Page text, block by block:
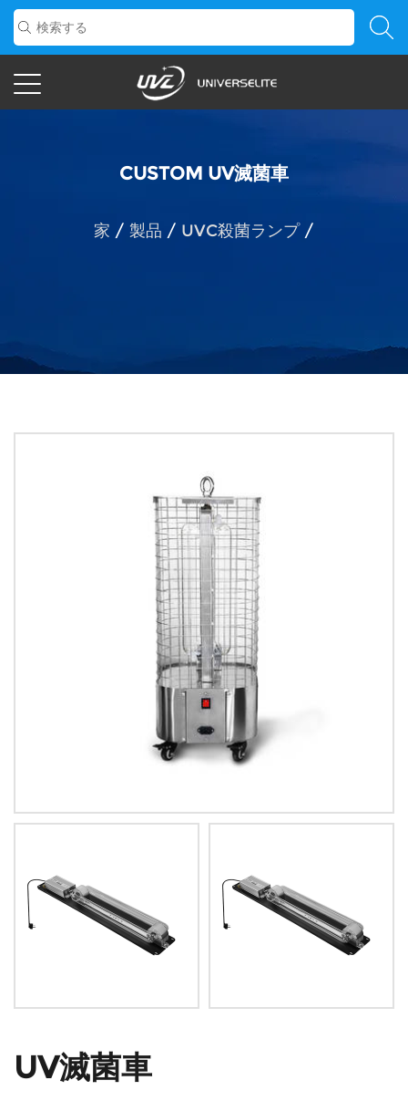
CUSTOM UV滅菌車
家 / 製品 / UVC殺菌ランプ/
UV滅菌車